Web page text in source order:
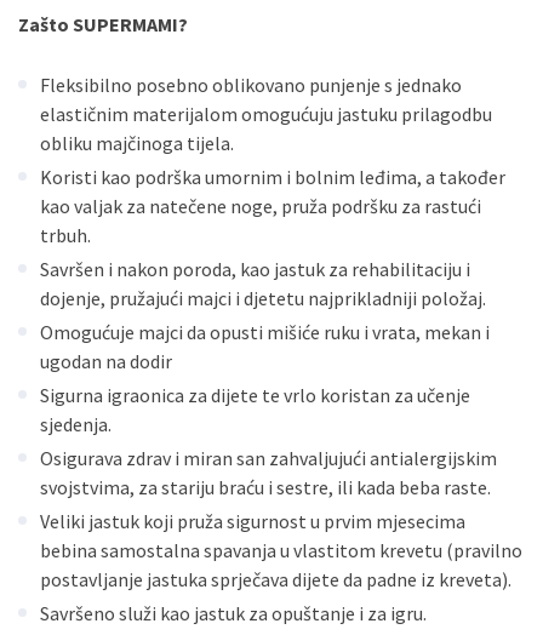
Sve banke Visa
Jednokratno
Sve banke
Master
Jednokratno
Sve banke
Maestro
ECC
Discover Jednokratno
Zašto SUPERMAMI?
Fleksibilno posebno oblikovano punjenje s jednako
elastičnim materijalom omogućuju jastuku prilagodbu
obliku majčinoga tijela.
Koristi kao podrška umornim i bolnim leđima, a također
kao valjak za natečene noge, pruža podršku za rastući
trbuh.
Savršen i nakon poroda, kao jastuk za rehabilitaciju i
dojenje, pružajući majci i djetetu najprikladniji položaj.
Omogućuje majci da opusti mišiće ruku i vrata, mekan i
ugodan na dodir
Sigurna igraonica za dijete te vrlo koristan za učenje
sjedenja.
Osigurava zdrav i miran san zahvaljujući antialergijskim
svojstvima, za stariju braću i sestre, ili kada beba raste.
Veliki jastuk koji pruža sigurnost u prvim mjesecima
bebina samostalna spavanja u vlastitom krevetu (pravilno
postavljanje jastuka sprječava dijete da padne iz kreveta).
Savršeno služi kao jastuk za opuštanje i za igru.